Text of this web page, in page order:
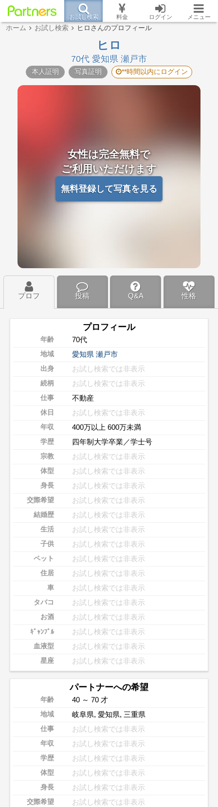
お試し検索 料金 ログイン メニュー
ホーム お試し検索 ヒロさんのプロフィール
ヒロ
70代 愛知県 瀬戸市
本人証明 写真証明 **時間以内にログイン
女性は完全無料で
ご利用いただけます
無料登録して写真を見る
プロフ 投稿 Q&A 性格
プロフィール
年齢 70代
地域 愛知県 瀬戸市
出身 お試し検索では非表示
続柄 お試し検索では非表示
仕事 不動産
休日 お試し検索では非表示
年収 400万以上 600万未満
学歴 四年制大学卒業／学士号
宗教 お試し検索では非表示
体型 お試し検索では非表示
身長 お試し検索では非表示
交際希望 お試し検索では非表示
結婚歴 お試し検索では非表示
生活 お試し検索では非表示
子供 お試し検索では非表示
ペット お試し検索では非表示
住居 お試し検索では非表示
車 お試し検索では非表示
タバコ お試し検索では非表示
お酒 お試し検索では非表示
ｷﾞｬﾝﾌﾞﾙ お試し検索では非表示
血液型 お試し検索では非表示
星座 お試し検索では非表示
パートナーへの希望
年齢 40 ～ 70 才
地域 岐阜県, 愛知県, 三重県
仕事 お試し検索では非表示
年収 お試し検索では非表示
学歴 お試し検索では非表示
体型 お試し検索では非表示
身長 お試し検索では非表示
交際希望 お試し検索では非表示